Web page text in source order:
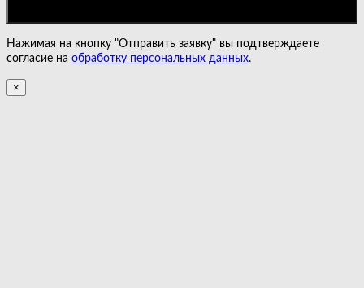
Нажимая на кнопку "Отправить заявку" вы подтверждаете
согласие на обработку персональных данных.
×